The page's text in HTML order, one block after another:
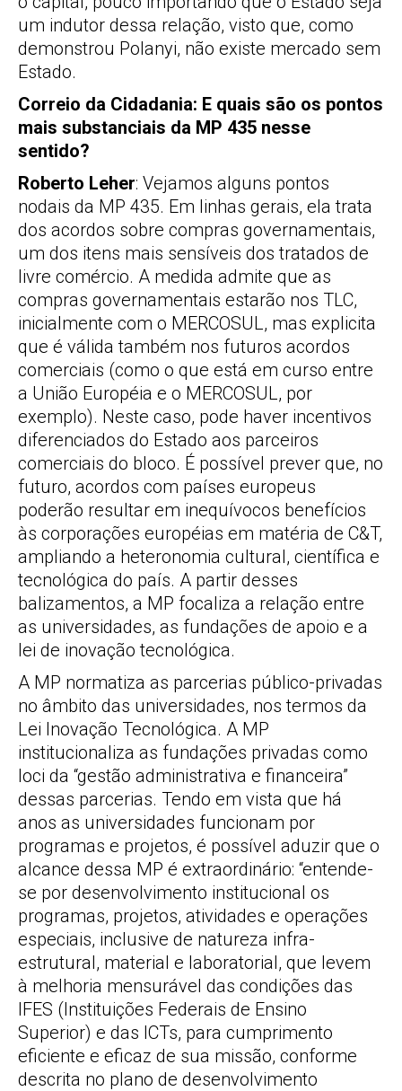
um indutor dessa relação, visto que, como
demonstrou Polanyi, não existe mercado sem
Estado.
Correio da Cidadania: E quais são os pontos
mais substanciais da MP 435 nesse
sentido?
Roberto Leher: Vejamos alguns pontos
nodais da MP 435. Em linhas gerais, ela trata
dos acordos sobre compras governamentais,
um dos itens mais sensíveis dos tratados de
livre comércio. A medida admite que as
compras governamentais estarão nos TLC,
inicialmente com o MERCOSUL, mas explicita
que é válida também nos futuros acordos
comerciais (como o que está em curso entre
a União Européia e o MERCOSUL, por
exemplo). Neste caso, pode haver incentivos
diferenciados do Estado aos parceiros
comerciais do bloco. É possível prever que, no
futuro, acordos com países europeus
poderão resultar em inequívocos benefícios
às corporações européias em matéria de C&T,
ampliando a heteronomia cultural, científica e
tecnológica do país. A partir desses
balizamentos, a MP focaliza a relação entre
as universidades, as fundações de apoio e a
lei de inovação tecnológica.
A MP normatiza as parcerias público-privadas
no âmbito das universidades, nos termos da
Lei Inovação Tecnológica. A MP
institucionaliza as fundações privadas como
loci da “gestão administrativa e financeira”
dessas parcerias. Tendo em vista que há
anos as universidades funcionam por
programas e projetos, é possível aduzir que o
alcance dessa MP é extraordinário: “entende-
se por desenvolvimento institucional os
programas, projetos, atividades e operações
especiais, inclusive de natureza infra-
estrutural, material e laboratorial, que levem
à melhoria mensurável das condições das
IFES (Instituições Federais de Ensino
Superior) e das ICTs, para cumprimento
eficiente e eficaz de sua missão, conforme
descrita no plano de desenvolvimento